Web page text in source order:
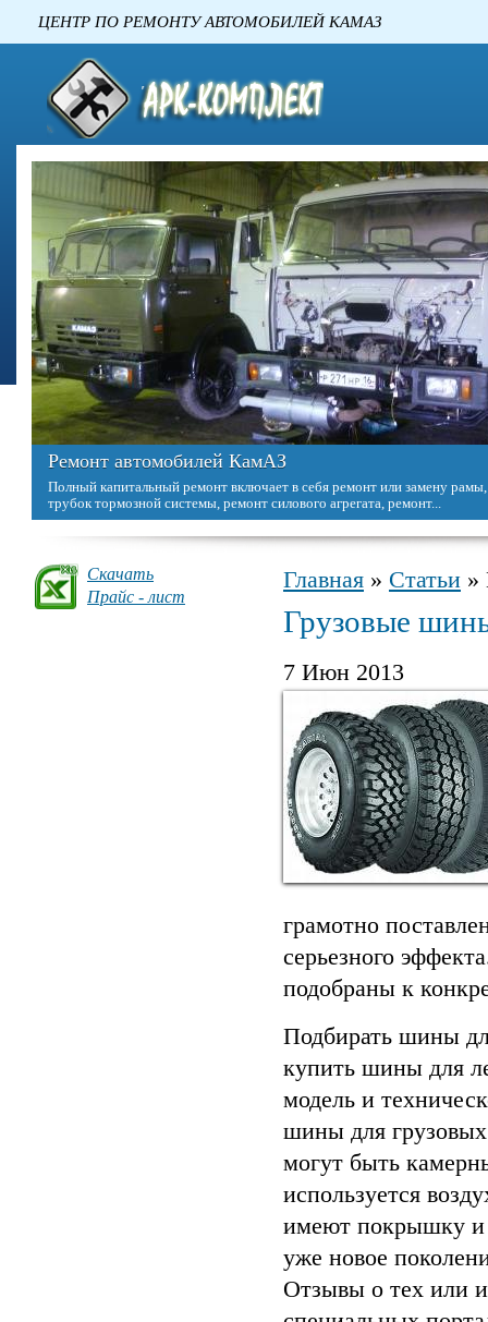
ЦЕНТР ПО РЕМОНТУ
Ремонт автомобилей КамАЗ
Полный капитальный ремонт включает в себя ремонт или замену
трубок тормозной системы, ремонт силового агрегата, ремонт...
Скачать
Прайс - лист
Вы здесь
Главная » Статьи »
Грузовые
7 Июн 2013
грамотно
серьезного
подобраны к
Подбирать шины
купить шины для
модель и
шины для
могут быть
используется
имеют покрышку и
уже новое
Отзывы о тех или